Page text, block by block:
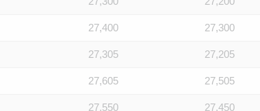
27,400 27,300
27,305 27,205
27,605 27,505
27,550 27,450